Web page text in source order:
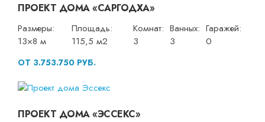
ПРОЕКТ ДОМА «САРГОДХА»
Размеры:
13×8 м
Площадь:
115,5 м2
Комнат:
3
Ванных:
3
Гаражей:
0
ОТ 3.753.750 РУБ.
ПРОЕКТ ДОМА «ЭССЕКС»